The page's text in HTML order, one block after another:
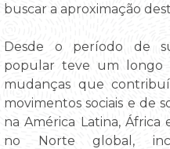
buscar a aproximação
Desde o período de
popular teve um longo
mudanças que
movimentos sociais e de
na América Latina,
no Norte global,